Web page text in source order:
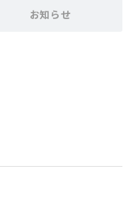
お知らせ